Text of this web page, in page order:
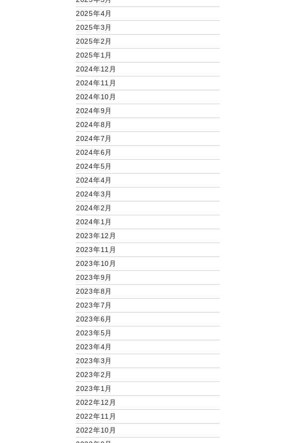
2025年4月
2025年3月
2025年2月
2025年1月
2024年12月
2024年11月
2024年10月
2024年9月
2024年8月
2024年7月
2024年6月
2024年5月
2024年4月
2024年3月
2024年2月
2024年1月
2023年12月
2023年11月
2023年10月
2023年9月
2023年8月
2023年7月
2023年6月
2023年5月
2023年4月
2023年3月
2023年2月
2023年1月
2022年12月
2022年11月
2022年10月